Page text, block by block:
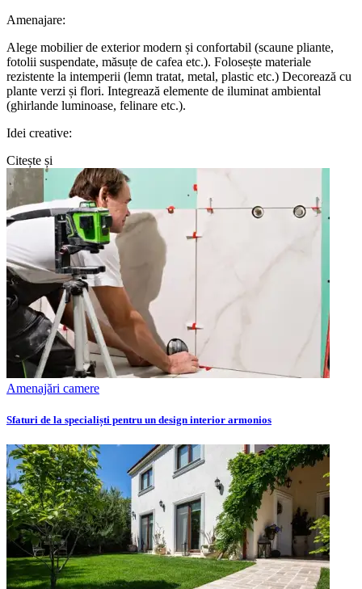
Amenajare:
Alege mobilier de exterior modern și confortabil (scaune pliante,
fotolii suspendate, măsuțe de cafea etc.). Folosește materiale
rezistente la intemperii (lemn tratat, metal, plastic etc.) Decorează cu
plante verzi și flori. Integrează elemente de iluminat ambiental
(ghirlande luminoase, felinare etc.).
Idei creative:
Citește și
Amenajări camere
Sfaturi de la specialiști pentru un design interior armonios